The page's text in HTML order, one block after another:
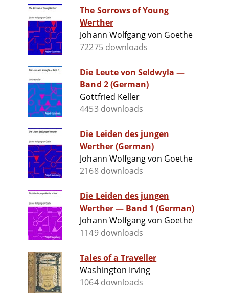
The Sorrows of Young
Werther
Johann Wolfgang von Goethe
72275 downloads
Die Leute von Seldwyla —
Band 2 (German)
Gottfried Keller
4453 downloads
Die Leiden des jungen
Werther (German)
Johann Wolfgang von Goethe
2168 downloads
Die Leiden des jungen
Werther — Band 1 (German)
Johann Wolfgang von Goethe
1149 downloads
Tales of a Traveller
Washington Irving
1064 downloads